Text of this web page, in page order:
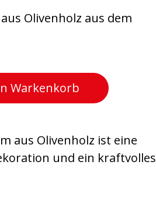
Olivenholz aus dem
Warkenkorb
aus Olivenholz ist eine
und ein kraftvolles